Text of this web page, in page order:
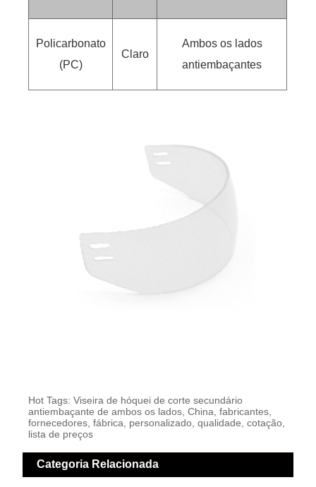
Policarbonato
(PC)
Claro
Ambos os lados
antiembaçantes
Hot Tags: Viseira de hóquei de corte secundário
antiembaçante de ambos os lados, China, fabricantes,
fornecedores, fábrica, personalizado, qualidade, cotação,
lista de preços
Categoria Relacionada